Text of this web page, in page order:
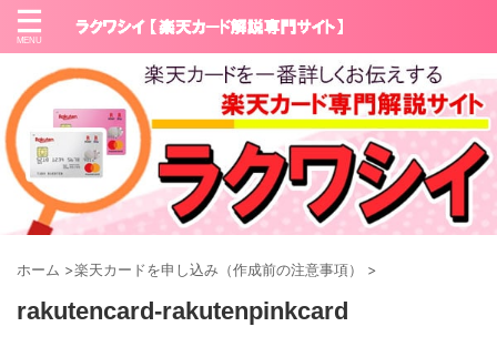
ホーム >楽天カードを申し込み（作成前の注意事項） >
rakutencard-rakutenpinkcard